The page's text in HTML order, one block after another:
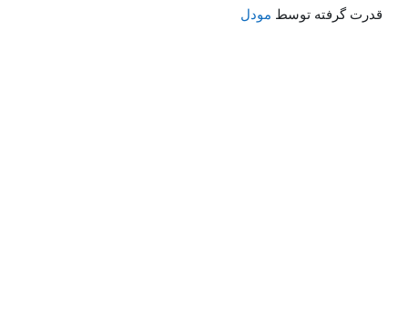
قدرت گرفته توسط مودل